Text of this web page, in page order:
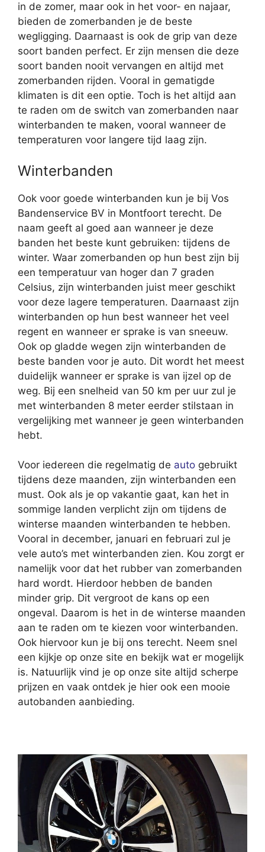
in de zomer, maar ook in het voor- en najaar,
bieden de zomerbanden je de beste
wegligging. Daarnaast is ook de grip van deze
soort banden perfect. Er zijn mensen die deze
soort banden nooit vervangen en altijd met
zomerbanden rijden. Vooral in gematigde
klimaten is dit een optie. Toch is het altijd aan
te raden om de switch van zomerbanden naar
winterbanden te maken, vooral wanneer de
temperaturen voor langere tijd laag zijn.
Winterbanden
Ook voor goede winterbanden kun je bij Vos
Bandenservice BV in Montfoort terecht. De
naam geeft al goed aan wanneer je deze
banden het beste kunt gebruiken: tijdens de
winter. Waar zomerbanden op hun best zijn bij
een temperatuur van hoger dan 7 graden
Celsius, zijn winterbanden juist meer geschikt
voor deze lagere temperaturen. Daarnaast zijn
winterbanden op hun best wanneer het veel
regent en wanneer er sprake is van sneeuw.
Ook op gladde wegen zijn winterbanden de
beste banden voor je auto. Dit wordt het meest
duidelijk wanneer er sprake is van ijzel op de
weg. Bij een snelheid van 50 km per uur zul je
met winterbanden 8 meter eerder stilstaan in
vergelijking met wanneer je geen winterbanden
hebt.
Voor iedereen die regelmatig de auto gebruikt
tijdens deze maanden, zijn winterbanden een
must. Ook als je op vakantie gaat, kan het in
sommige landen verplicht zijn om tijdens de
winterse maanden winterbanden te hebben.
Vooral in december, januari en februari zul je
vele auto’s met winterbanden zien. Kou zorgt er
namelijk voor dat het rubber van zomerbanden
hard wordt. Hierdoor hebben de banden
minder grip. Dit vergroot de kans op een
ongeval. Daarom is het in de winterse maanden
aan te raden om te kiezen voor winterbanden.
Ook hiervoor kun je bij ons terecht. Neem snel
een kijkje op onze site en bekijk wat er mogelijk
is. Natuurlijk vind je op onze site altijd scherpe
prijzen en vaak ontdek je hier ook een mooie
autobanden aanbieding.